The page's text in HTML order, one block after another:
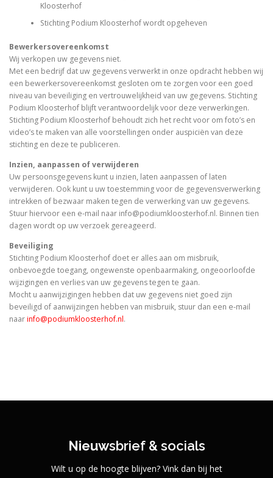
Kloosterhof
Stichting Podium Kloosterhof wordt opgeheven
Bewerkersovereenkomst
Wij verkopen uw gegevens niet.
Met een bedrijf dat uw gegevens verwerkt in onze opdracht hebben wij
een bewerkersovereenkomst gesloten om te zorgen voor een goed
niveau van beveiliging en vertrouwelijkheid van uw gegevens. Stichting
Podium Kloosterhof blijft verantwoordelijk voor deze verwerkingen.
Stichting Podium Kloosterhof behoudt zich het recht voor om foto’s en
video’s te maken van alle voorstellingen onder auspiciën van deze
stichting en deze te publiceren.
Inzien, aanpassen of verwijderen
Uw persoonsgegevens kunt u inzien, laten aanpassen of laten
verwijderen. Ook kunt u uw toestemming voor de gegevensverwerking
intrekken of bezwaar maken tegen de verwerking van uw gegevens.
Stuur hiervoor een e-mail naar info@podiumkloosterhof.nl. Binnen tien
dagen wordt op uw verzoek gereageerd.
Beveiliging
Stichting Podium Kloosterhof doet er alles aan om misbruik,
onbevoegde toegang, ongewenste openbaarmaking, ongeoorloofde
wijzigingen en verlies van uw gegevens tegen te gaan.
Mocht u aanwijzigingen hebben dat uw gegevens niet goed zijn
beveiligd of aanwijzingen hebben van misbruik, stuur dan een e-mail
naarinfo@podiumkloosterhof.nl.
Nieuwsbrief & socials
Wilt u op de hoogte blijven? Vink dan bij het